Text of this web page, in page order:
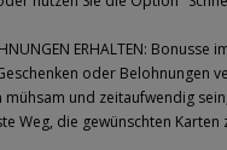
ERHALTEN: Bonusse
oder Belohnungen
mühsam und zeitaufwendig
Weg, die gewünschten Karten